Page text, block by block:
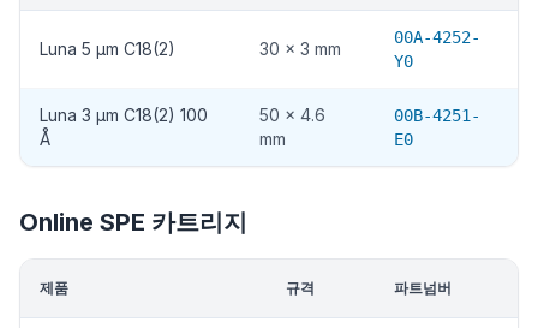
Luna 5 µm C18(2) 30 x 3 mm
00A-4252-
Y0
Luna 3 µm C18(2) 100
Å
50 x 4.6
mm
00B-4251-
E0
Online SPE 카트리지
제품 규격 파트넘버